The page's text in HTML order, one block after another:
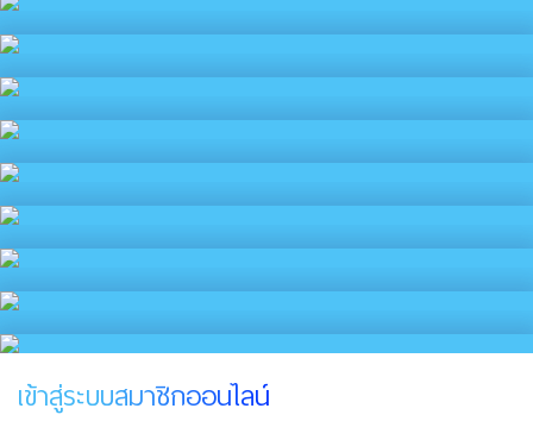
เข้าสู่ระบบสมาชิกออนไลน์